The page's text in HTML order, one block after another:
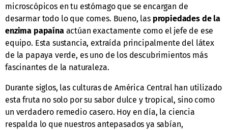
microscópicos en tu estómago que se encargan de
desarmar todo lo que comes. Bueno, las propiedades de la
enzima papaínaactúan exactamente como el jefe de ese
equipo. Esta sustancia, extraída principalmente del látex
de la papaya verde, es uno de los descubrimientos más
fascinantes de la naturaleza.
Durante siglos, las culturas de América Central han utilizado
esta fruta no solo por su sabor dulce y tropical, sino como
un verdadero remedio casero. Hoy en día, la ciencia
respalda lo que nuestros antepasados ya sabían,